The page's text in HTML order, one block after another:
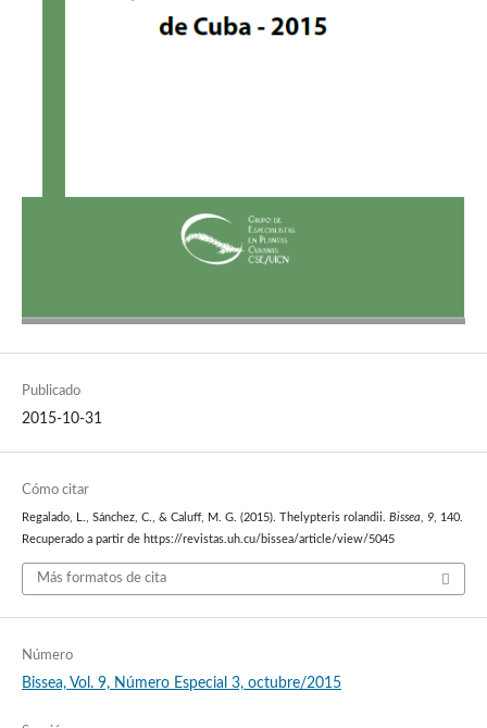
Publicado
2015-10-31
Cómo citar
Regalado, L., Sánchez, C., & Caluff, M. G. (2015). Thelypteris rolandii. Bissea, 9, 140.
Recuperado a partir de https://revistas.uh.cu/bissea/article/view/5045
Más formatos de cita
Número
Bissea, Vol. 9, Número Especial 3, octubre/2015